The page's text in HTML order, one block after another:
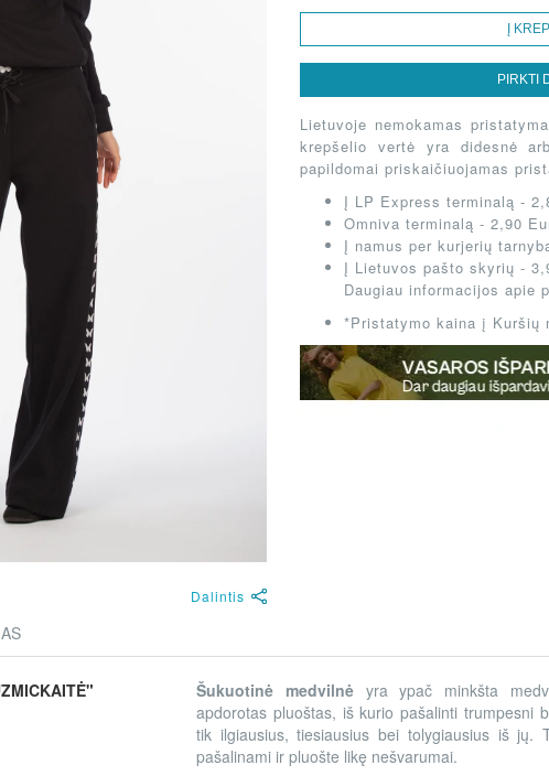
Dalintis
Į
PIRKTI
Lietuvoje nemokamas
krepšelio vertė yra didesnė
papildomai priskaičiuojamas
Į LP Express terminalą -
Omniva terminalą - 2,90
Į namus per kurjerių
Į Lietuvos pašto skyrių -
Daugiau informacijos apie
*Pristatymo kaina į Kuršių
Šukuotinė medvilnėyra ypač minkšta
apdorotas pluoštas, iš kurio pašalinti trumpesni
tik ilgiausius, tiesiausius bei tolygiausius iš jų.
pašalinami ir pluošte likę nešvarumai.